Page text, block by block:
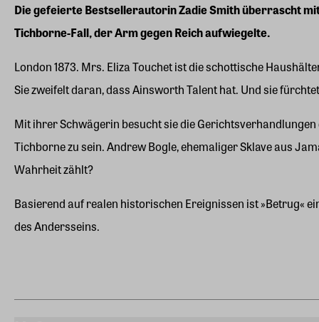
Die gefeierte Bestsellerautorin Zadie Smith überrascht
Tichborne-Fall, der Arm gegen Reich aufwiegelte.
London 1873. Mrs. Eliza Touchet ist die schottische
Sie zweifelt daran, dass Ainsworth Talent hat. Und sie
Mit ihrer Schwägerin besucht sie die
Tichborne zu sein. Andrew Bogle, ehemaliger Sklave aus
Wahrheit zählt?
Basierend auf realen historischen Ereignissen ist »Betrug«
des Andersseins.